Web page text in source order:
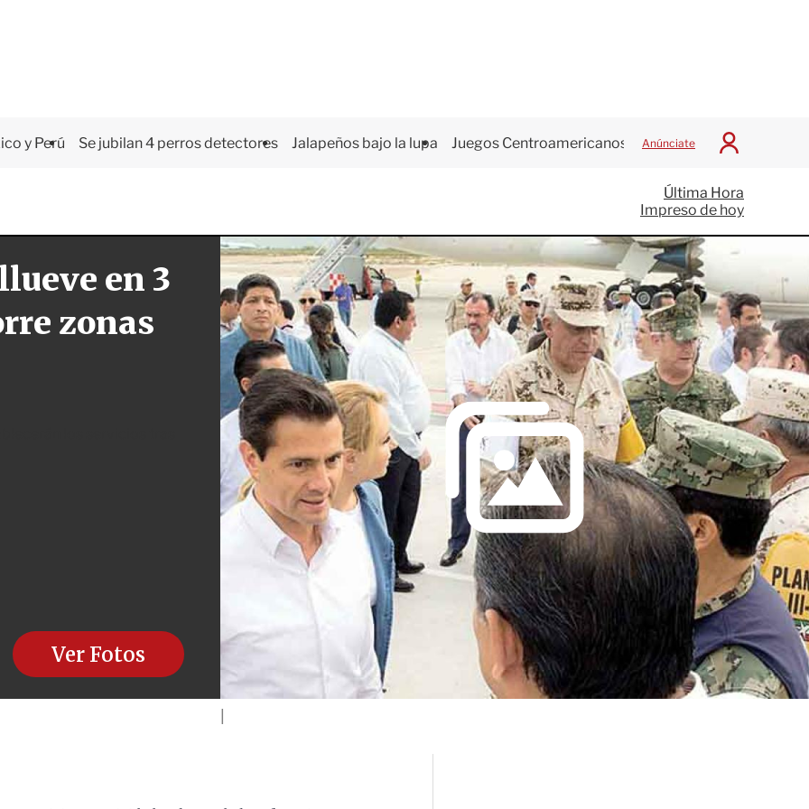
y Perú Se jubilan 4 perros detectores Jalapeños bajo la lupa Juegos Centroamericanos Anúnciate
I
c
i
a
r
e
s
i
ó
n
Última Hora
Impreso de hoy
en 3
zonas
Ver Fotos